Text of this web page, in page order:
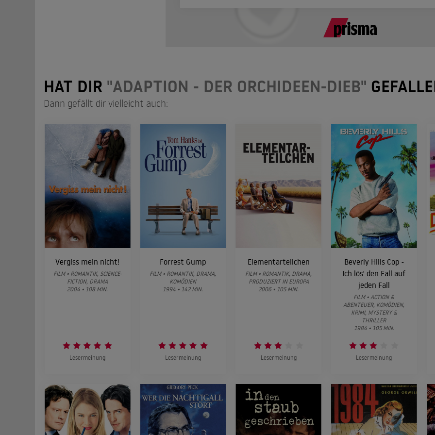
HAT DIR "ADAPTION - DER ORCHIDEEN-DIEB"
Dann gefällt dir vielleicht auch:
Vergiss mein nicht!
FILM • ROMANTIK, SCIENCE-
FICTION, DRAMA
2004 • 108 MIN.
Lesermeinung
Forrest Gump
FILM • ROMANTIK, DRAMA,
KOMÖDIEN
1994 • 142 MIN.
Lesermeinung
Elementarteilchen
FILM • ROMANTIK, DRAMA,
PRODUZIERT IN EUROPA
2006 • 105 MIN.
Lesermeinung
Beverly Hills Cop -
Ich lös' den Fall auf
jeden Fall
FILM • ACTION &
ABENTEUER, KOMÖDIEN,
KRIMI, MYSTERY &
THRILLER
1984 • 105 MIN.
Lesermeinung